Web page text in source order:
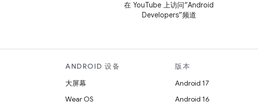
在 YouTube 上访问“Android
Developers”频道
ANDROID 设备
大屏幕
Wear OS
版本
Android 17
Android 16